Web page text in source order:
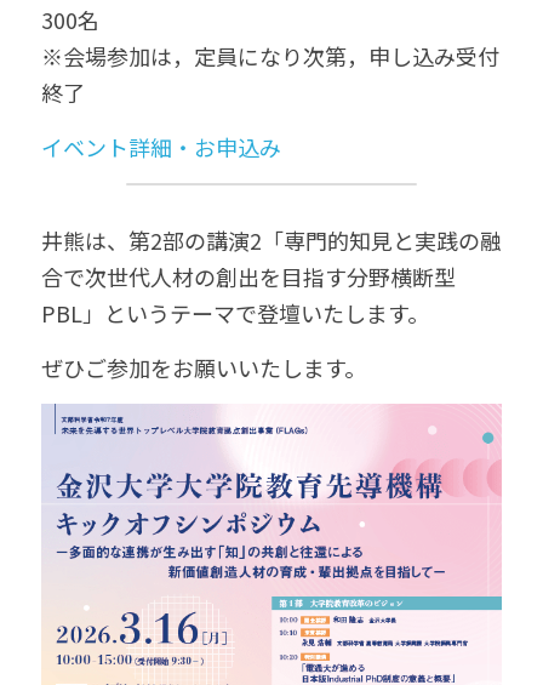
300名
※会場参加は，定員になり次第，申し込み受付
終了
イベント詳細・お申込み
井熊は、第2部の講演2「専門的知見と実践の融
合で次世代人材の創出を目指す分野横断型
PBL」というテーマで登壇いたします。
ぜひご参加をお願いいたします。